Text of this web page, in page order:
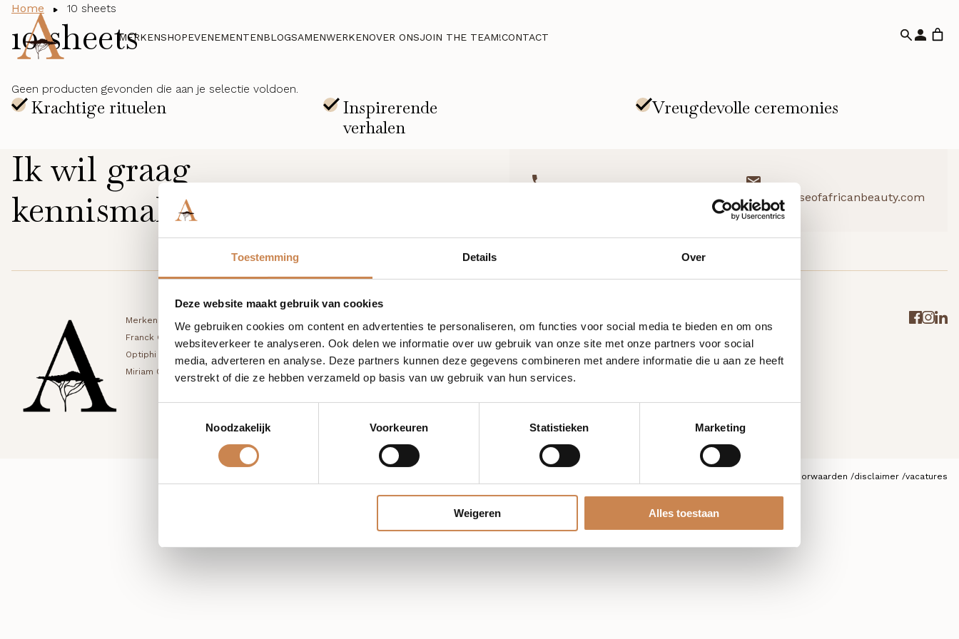
Toestemming Details Over
Deze website maakt gebruik van cookies
We gebruiken cookies om content en advertenties te personaliseren, om functies voor social media te bieden en om ons
websiteverkeer te analyseren. Ook delen we informatie over uw gebruik van onze site met onze partners voor social
media, adverteren en analyse. Deze partners kunnen deze gegevens combineren met andere informatie die u aan ze heeft
verstrekt of die ze hebben verzameld op basis van uw gebruik van hun services.
Noodzakelijk
Voorkeuren Statistieken Marketing
Weigeren Alles toestaan
MERKENSHOPEVENEMENTENBLOGSAMENWERKENOVER ONSJOIN THE TEAM!CONTACT
Home 10 sheets
10 sheets
Geen producten gevonden die aan je selectie voldoen.
Ik wil graag
kennismaken
info@houseofafricanbeauty.com
Merken
Franck Global
Optiphi
Miriam Quevedo
Blog
Shop
Samenwerken
Contact
Mijn account
Winkelwagen
Bestellingen
Accountgegevens
algemene voorwaarden disclaimer vacatures